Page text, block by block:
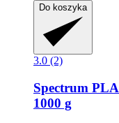
Do koszyka
3.0 (2)
Spectrum
1000 g